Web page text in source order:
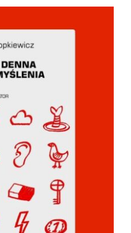
SZCZEGÓŁY